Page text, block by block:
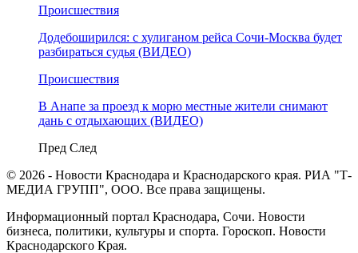
Происшествия
Додебоширился: с хулиганом рейса Сочи-Москва будет
разбираться судья (ВИДЕО)
Происшествия
В Анапе за проезд к морю местные жители снимают
дань с отдыхающих (ВИДЕО)
Пред След
© 2026 - Новости Краснодара и Краснодарского края. РИА "Т-
МЕДИА ГРУПП", ООО. Все права защищены.
Информационный портал Краснодара, Сочи. Новости
бизнеса, политики, культуры и спорта. Гороскоп. Новости
Краснодарского Края.